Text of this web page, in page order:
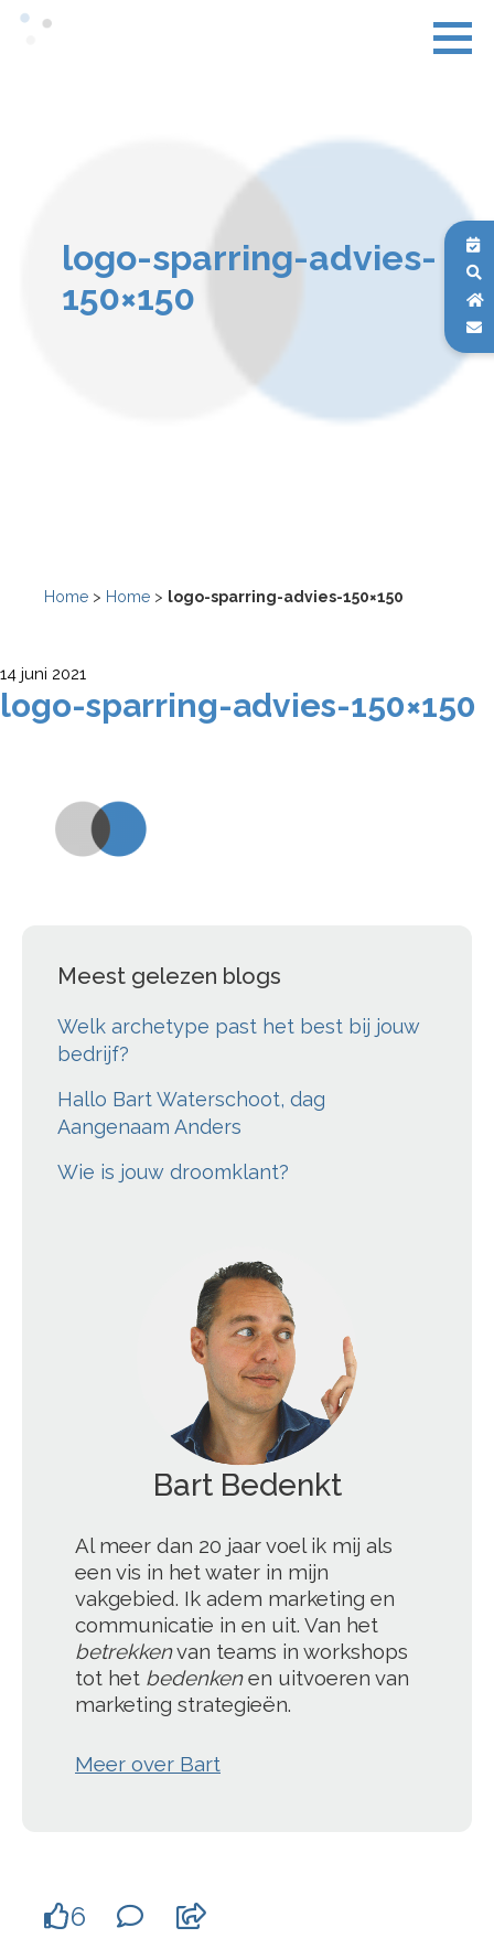
logo-sparring-advies-
150×150
Home > Home > logo-sparring-advies-150×150
14 juni 2021
logo-sparring-advies-150×150
Meest gelezen blogs
Welk archetype past het best bij jouw
bedrijf?
Hallo Bart Waterschoot, dag
Aangenaam Anders
Wie is jouw droomklant?
';
Bart Bedenkt
Al meer dan 20 jaar voel ik mij als
een vis in het water in mijn
vakgebied. Ik adem marketing en
communicatie in en uit. Van het
betrekkenvan teams in workshops
tot het bedenkenen uitvoeren van
marketing strategieën.
Meer over Bart
6